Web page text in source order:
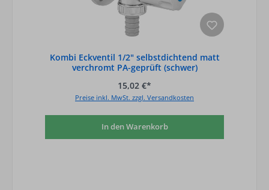
Kombi Eckventil 1/2" selbstdichtend matt
verchromt PA-geprüft (schwer)
15,02 €*
Preise inkl. MwSt. zzgl. Versandkosten
In den Warenkorb